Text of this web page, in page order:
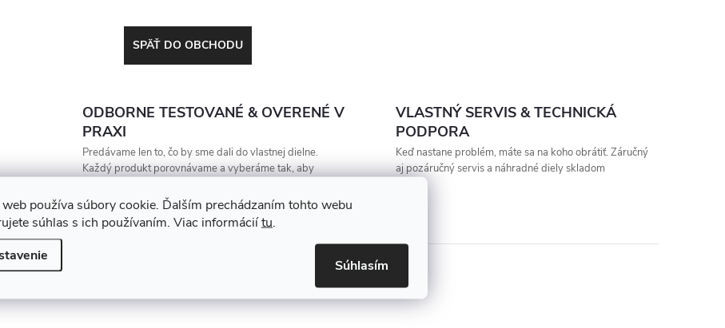
používa súbory cookie. Ďalším prechádzaním tohto webu
súhlas s ich používaním. Viac informáciítu.
Súhlasím
SPÄŤ DO OBCHODU
ODBORNE TESTOVANÉ & OVERENÉ V
PRAXI
Predávame len to, čo by sme dali do vlastnej dielne.
Každý produkt porovnávame a vyberáme tak, aby
VLASTNÝ SERVIS & TECHNICKÁ
PODPORA
Keď nastane problém, máte sa na koho obrátiť. Záručný
aj pozáručný servis a náhradné diely skladom